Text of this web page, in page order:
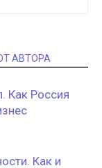
АВТОРА
Как Россия
Как и